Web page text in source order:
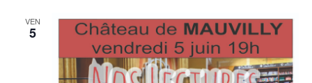
VEN
5